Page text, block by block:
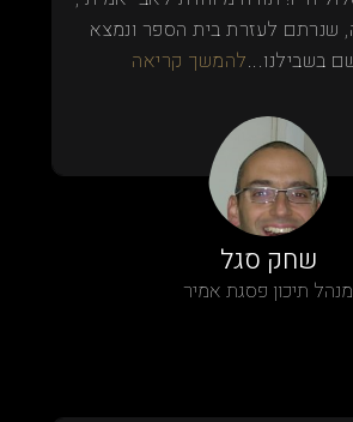
שנרתם לעזרת בית הספר ונמצא
בשבילנו...להמשך קריאה
שחק סגל
מנהל תיכון פסגת אמיר